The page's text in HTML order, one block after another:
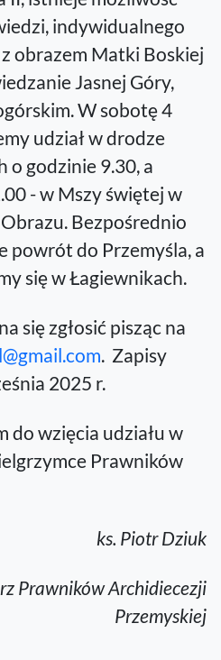
indywidualnego
obrazem Matki Boskiej
Jasnej Góry,
W sobotę 4
udział w drodze
o godzinie 9.30, a
- w Mszy świętej w
Bezpośrednio
powrót do Przemyśla, a
się w Łagiewnikach.
się zgłosić pisząc na
. Zapisy
2025 r.
do wzięcia udziału w
Prawników
ks. Piotr Dziuk
Prawników Archidiecezji
Przemyskiej